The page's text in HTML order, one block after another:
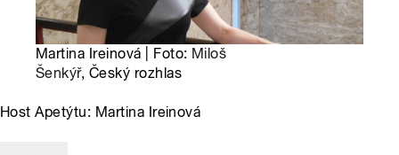
Martina Ireinová | Foto: Miloš
Šenkýř, Český rozhlas
Host Apetýtu: Martina Ireinová